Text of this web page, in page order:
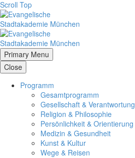
Scroll Top
Primary Menu
Close
Programm
Gesamtprogramm
Gesellschaft & Verantwortung
Religion & Philosophie
Persönlichkeit & Orientierung
Medizin & Gesundheit
Kunst & Kultur
Wege & Reisen